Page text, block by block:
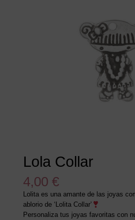
Lola Collar
4,00 €
Lolita es una amante de las joyas
ablorio de ‘Lolita Collar’
Personaliza tus joyas favoritas con